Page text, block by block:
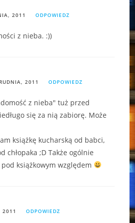
2011 ODPOWIEDZ
z nieba. :))
2011 ODPOWIEDZ
z nieba" tuż przed
się za nią zabiorę. Może
książkę kucharską od babci,
chłopaka ;D Także ogólnie
książkowym względem
2011 ODPOWIEDZ